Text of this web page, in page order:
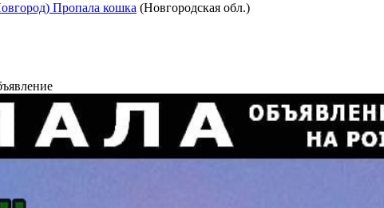
Пропала кошка (Новгородская обл.)